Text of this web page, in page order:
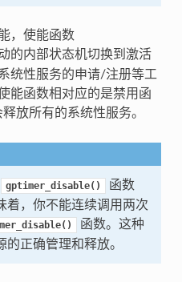
，使能函数
的内部状态机切换到激活
统性服务的申请/注册等工
能函数相对应的是禁用函
释放所有的系统性服务。
gptimer_disable()
函数
着，你不能连续调用两次
函数。这种
正确管理和释放。